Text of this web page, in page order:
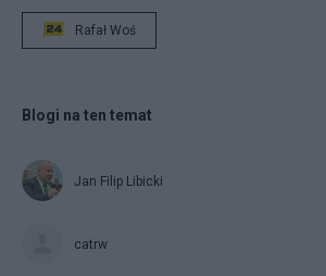
Rafał Woś
Blogi na ten temat
Jan Filip Libicki
catrw